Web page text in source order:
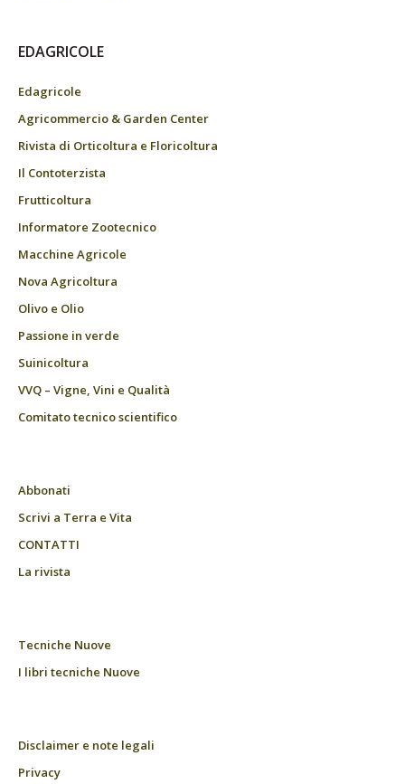
EDAGRICOLE
Edagricole
Agricommercio & Garden Center
Rivista di Orticoltura e Floricoltura
Il Contoterzista
Frutticoltura
Informatore Zootecnico
Macchine Agricole
Nova Agricoltura
Olivo e Olio
Passione in verde
Suinicoltura
VVQ – Vigne, Vini e Qualità
Comitato tecnico scientifico
Abbonati
Scrivi a Terra e Vita
CONTATTI
La rivista
Tecniche Nuove
I libri tecniche Nuove
Disclaimer e note legali
Privacy